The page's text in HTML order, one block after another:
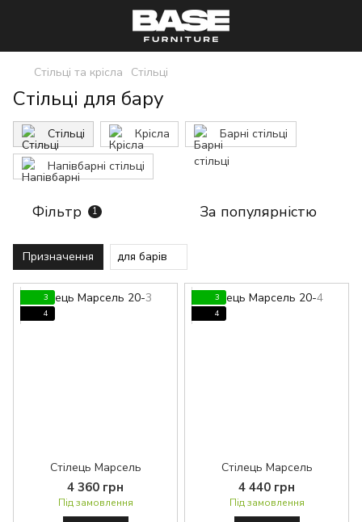
Стільці та крісла Стільці
Стільці для бару
Стільці Крісла Барні стільці
Напівбарні стільці
Фільтр 1 За популярністю
Призначення для барів
3
4
Стілець Марсель
4 360 грн
Під замовлення
3
4
Стілець Марсель
4 440 грн
Під замовлення